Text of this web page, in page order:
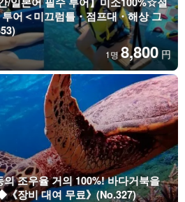
어＜미끄럼틀・점프대・해상 그
1명8,800 円
조우율 거의 100%! 바다거북을
장비 대여 무료》(No.327)